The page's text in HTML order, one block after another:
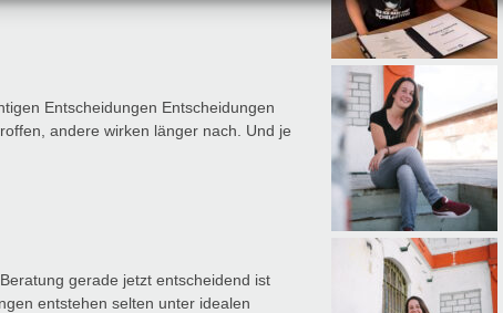
Entscheidungen Entscheidungen
andere wirken länger nach. Und je
gerade jetzt entscheidend ist
entstehen selten unter idealen